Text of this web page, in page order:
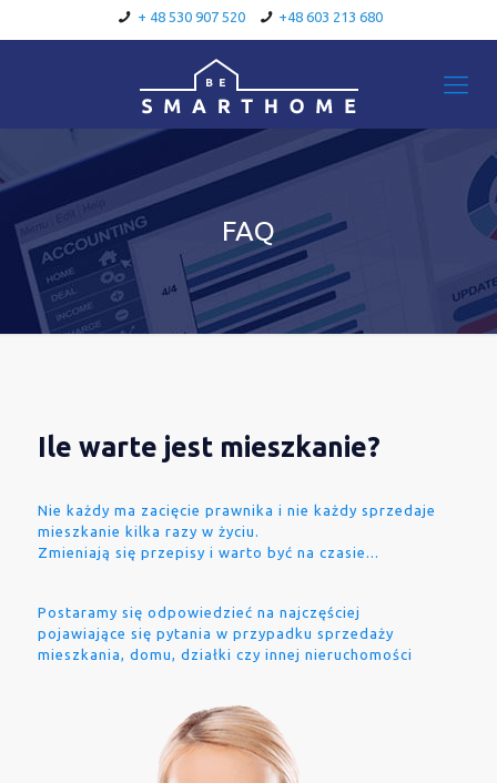
+ 48 530 907 520 +48 603 213 680
FAQ
Ile warte jest mieszkanie?
Nie każdy ma zacięcie prawnika i nie każdy sprzedaje
mieszkanie kilka razy w życiu.
Zmieniają się przepisy i warto być na czasie...
Postaramy się odpowiedzieć na najczęściej
pojawiające się pytania w przypadku sprzedaży
mieszkania, domu, działki czy innej nieruchomości